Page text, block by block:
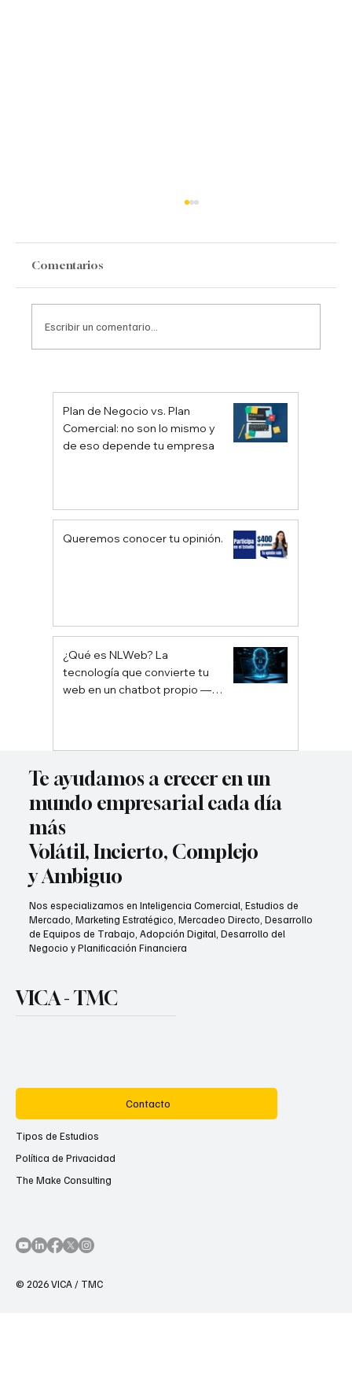
Comentarios
Escribir un comentario...
Plan de Negocio vs. Plan
Comercial: no son lo mismo y
de eso depende tu empresa
Queremos conocer tu opinión.
¿Qué es NLWeb? La
tecnología que convierte tu
web en un chatbot propio —
Te ayudamos a crecer en un
mundo empresarial cada día
más
Volátil, Incierto, Complejo
y Ambiguo
Nos especializamos en Inteligencia Comercial, Estudios de
Mercado, Marketing Estratégico, Mercadeo Directo, Desarrollo
de Equipos de Trabajo, Adopción Digital, Desarrollo del
Negocio y Planificación Financiera
VICA - TMC
Contacto
Tipos de Estudios
Política de Privacidad
The Make Consulting
© 2026 VICA / TMC